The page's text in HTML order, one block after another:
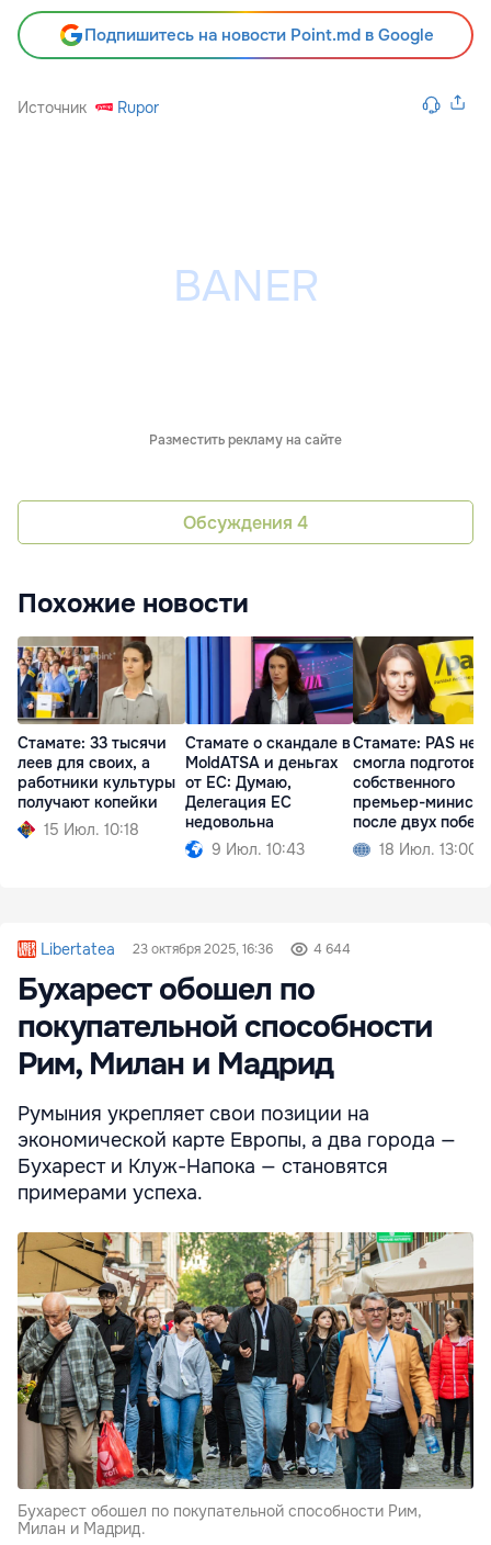
Подпишитесь на новости Point.md в Google
Источник Rupor
Разместить рекламу на сайте
Обсуждения 4
Похожие новости
Стамате: 33 тысячи
леев для своих, а
работники культуры
получают копейки
15 Июл. 10:18
Стамате о скандале в
MoldATSA и деньгах
от ЕС: Думаю,
Делегация ЕС
недовольна
9 Июл. 10:43
Стамате: PAS не
смогла
собственного
премьер-
после двух побед
18 Июл. 13:00
Libertatea 23 октября 2025, 16:36 4 644
Бухарест обошел по
покупательной способности
Рим, Милан и Мадрид
Румыния укрепляет свои позиции на
экономической карте Европы, а два города —
Бухарест и Клуж-Напока — становятся
примерами успеха.
Бухарест обошел по покупательной способности Рим,
Милан и Мадрид.